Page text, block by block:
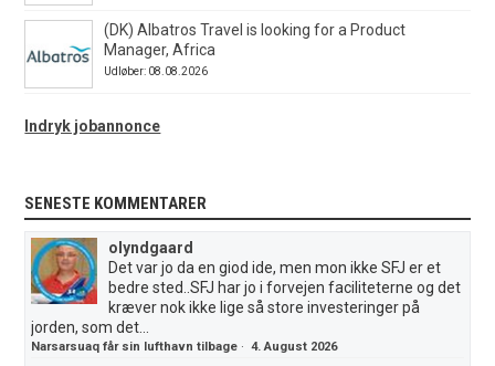
(DK) Albatros Travel is looking for a Product
Manager, Africa
Udløber: 08.08.2026
Indryk jobannonce
SENESTE KOMMENTARER
olyndgaard
Det var jo da en giod ide, men mon ikke SFJ er et
bedre sted..SFJ har jo i forvejen faciliteterne og det
kræver nok ikke lige så store investeringer på
jorden, som det...
Narsarsuaq får sin lufthavn tilbage ·4. August 2026